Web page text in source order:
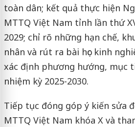
toàn dân; kết quả thực hiện
MTTQ Việt Nam tỉnh lần thứ
2029; chỉ rõ những hạn chế,
nhân và rút ra bài học kinh
xác định phương hướng, mục
nhiệm kỳ 2025-2030.
Tiếp tục đóng góp ý kiến sửa
MTTQ Việt Nam khóa X và